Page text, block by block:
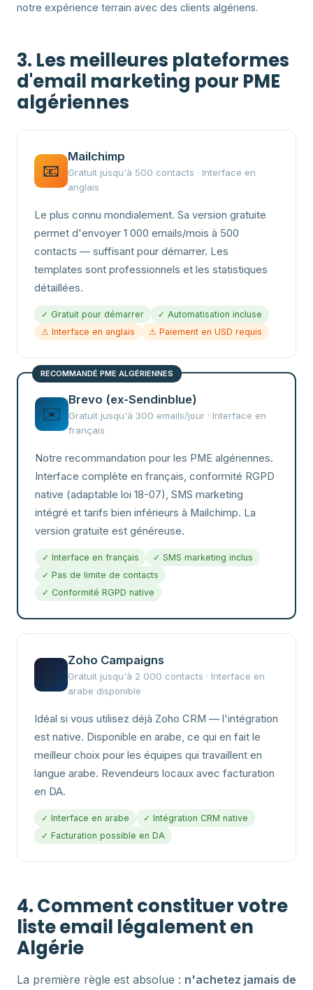
notre expérience terrain avec des clients algériens.
3. Les meilleures plateformes
d'email marketing pour PME
algériennes
📧
Mailchimp
Gratuit jusqu'à 500 contacts · Interface en
anglais
Le plus connu mondialement. Sa version gratuite
permet d'envoyer 1 000 emails/mois à 500
contacts — suffisant pour démarrer. Les
templates sont professionnels et les statistiques
détaillées.
✓ Gratuit pour démarrer
✓ Automatisation incluse
⚠ Interface en anglais
⚠ Paiement en USD requis
RECOMMANDÉ PME ALGÉRIENNES
✉️
Brevo (ex-Sendinblue)
Gratuit jusqu'à 300 emails/jour · Interface en
français
Notre recommandation pour les PME algériennes.
Interface complète en français, conformité RGPD
native (adaptable loi 18-07), SMS marketing
intégré et tarifs bien inférieurs à Mailchimp. La
version gratuite est généreuse.
✓ Interface en français
✓ SMS marketing inclus
✓ Pas de limite de contacts
✓ Conformité RGPD native
Zoho Campaigns
Gratuit jusqu'à 2 000 contacts · Interface en
arabe disponible
Idéal si vous utilisez déjà Zoho CRM — l'intégration
est native. Disponible en arabe, ce qui en fait le
meilleur choix pour les équipes qui travaillent en
langue arabe. Revendeurs locaux avec facturation
en DA.
✓ Interface en arabe
✓ Intégration CRM native
✓ Facturation possible en DA
4. Comment constituer votre
liste email légalement en
Algérie
La première règle est absolue : n'achetez jamais de